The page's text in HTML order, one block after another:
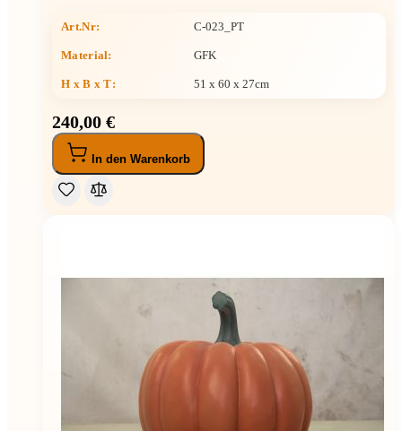
Art.Nr: C-023_PT
Material: GFK
H x B x T: 51 x 60 x 27cm
240,00 €
In den Warenkorb